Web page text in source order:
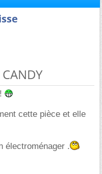
cette pièce et elle
électroménager .